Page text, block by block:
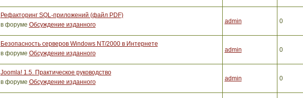
Рефакторинг SQL-приложений (файл PDF)
в форуме Обсуждение изданного admin 0
Безопасность серверов Windows NT/2000 в Интернете
в форуме Обсуждение изданного admin 0
Joomla! 1.5. Практическое руководство
в форуме Обсуждение изданного admin 0